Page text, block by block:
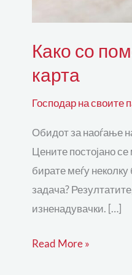
Како со
карта
Господар на своите
Обидот за наоѓање
Цените постојано
бирате меѓу
задача?
изненадувачки. […]
Read More »